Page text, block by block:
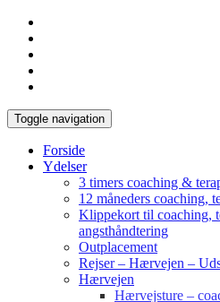
Toggle navigation
Forside
Ydelser
3 timers coaching &
12 måneders coaching,
Klippekort til coaching,
angsthåndtering
Outplacement
Rejser – Hærvejen –
Hærvejen
Hærvejsture –